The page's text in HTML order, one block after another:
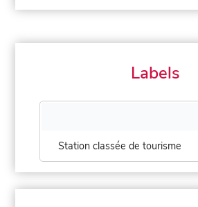
Labels
Station classée de tourisme